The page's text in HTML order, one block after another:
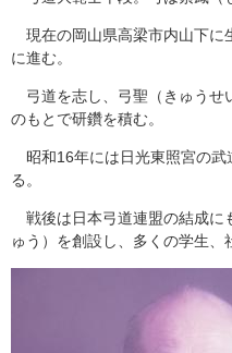
現在の岡山県高梁市内山下に
に進む。
弓道を志し、弓聖（きゅう
のもとで研鑽を積む。
昭和16年には日光東照宮の武
る。
戦後は日本弓道連盟の結成に
ゅう）を創設し、多くの学生、